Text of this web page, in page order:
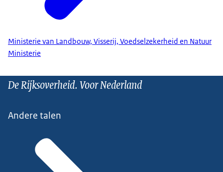
Ministerie van Landbouw, Visserij, Voedselzekerheid en Natuur
Ministerie
De Rijksoverheid. Voor Nederland
Andere talen